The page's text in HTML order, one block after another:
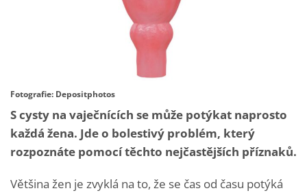
Fotografie: Depositphotos
S cysty na vaječnících se může potýkat naprosto
každá žena. Jde o bolestivý problém, který
rozpoznáte pomocí těchto nejčastějších příznaků.
Většina žen je zvyklá na to, že se čas od času potýká